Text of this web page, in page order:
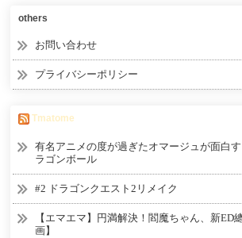
others
お問い合わせ
プライバシーポリシー
Tmatome
有名アニメの度が過ぎたオマージュが面白
ラゴンボール
#2 ドラゴンクエスト2リメイク
【エマエマ】円満解決！閻魔ちゃん、新ED
画】